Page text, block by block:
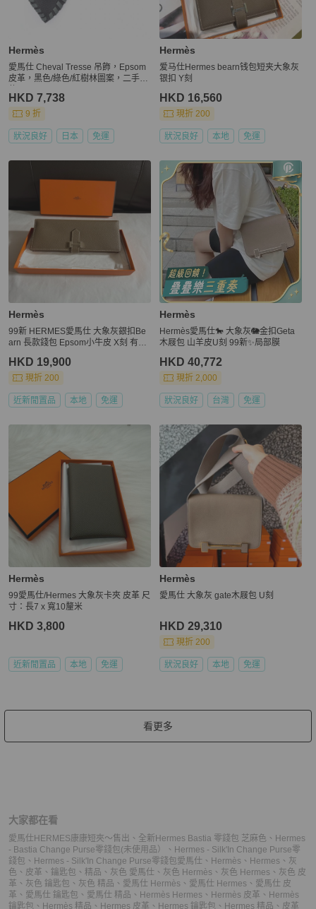
Hermès
愛馬仕 Cheval Tresse 吊飾，Epsom
皮革，黑色/綠色/紅樹林圖案，二手女
HKD 7,738
9 折
狀況良好 日本 免運
Hermès
爱马仕Hermes bearn钱包短夹大象灰
银扣 Y刻
HKD 16,560
現折 200
狀況良好 本地 免運
Hermès
99新 HERMES愛馬仕 大象灰銀扣Be
arn 長款錢包 Epsom小牛皮 X刻 有盒
HKD 19,900
現折 200
近新閒置品 本地 免運
Hermès
Hermès愛馬仕🐎 大象灰🐘金扣Geta
木屐包 山羊皮U刻 99新✨局部膜
HKD 40,772
現折 2,000
狀況良好 台灣 免運
Hermès
99愛馬仕/Hermes 大象灰卡夾 皮革 尺
寸：長7 x 寬10釐米
HKD 3,800
近新閒置品 本地 免運
Hermès
愛馬仕 大象灰 gate木屐包 U刻
HKD 29,310
現折 200
狀況良好 本地 免運
看更多
大家都在看
愛馬仕HERMES康康短夾～售出 、 全新Hermes Bastia 零錢包 芝麻色 、 Hermes
- Bastia Change Purse零錢包(未使用品）
、 Hermes - Silk'In Change Purse零
錢包 、 Hermes - Silk'In Change Purse零錢包 愛馬仕 、 Hermès 、 Hermes 、 灰
色 、 皮革 、 鑰匙包 、 精品 、 灰色 愛馬仕 、 灰色 Hermès 、 灰色 Hermes 、 灰色 皮
革 、 灰色 鑰匙包 、 灰色 精品 、 愛馬仕 Hermès 、 愛馬仕 Hermes 、 愛馬仕 皮
革 、 愛馬仕 鑰匙包 、 愛馬仕 精品 、 Hermès Hermes 、 Hermès 皮革 、 Hermès
鑰匙包 、 Hermès 精品 、 Hermes 皮革 、 Hermes 鑰匙包 、 Hermes 精品 、 皮革